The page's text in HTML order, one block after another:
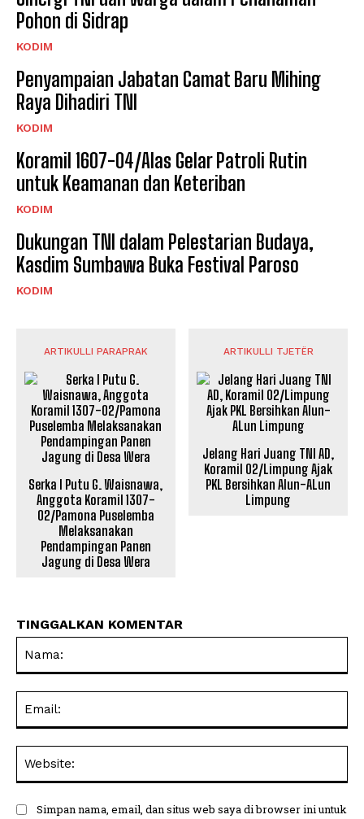
Pohon di Sidrap
KODIM
Penyampaian Jabatan Camat Baru Mihing
Raya Dihadiri TNI
KODIM
Koramil 1607-04/Alas Gelar Patroli Rutin
untuk Keamanan dan Keteriban
KODIM
Dukungan TNI dalam Pelestarian Budaya,
Kasdim Sumbawa Buka Festival Paroso
KODIM
ARTIKULLI PARAPRAK
Serka I Putu G. Waisnawa,
Anggota Koramil 1307-
02/Pamona Puselemba
Melaksanakan
Pendampingan Panen
Jagung di Desa Wera
ARTIKULLI TJETËR
Jelang Hari Juang TNI AD,
Koramil 02/Limpung Ajak
PKL Bersihkan Alun-ALun
Limpung
TINGGALKAN KOMENTAR
Simpan nama, email, dan situs web saya di browser ini untuk